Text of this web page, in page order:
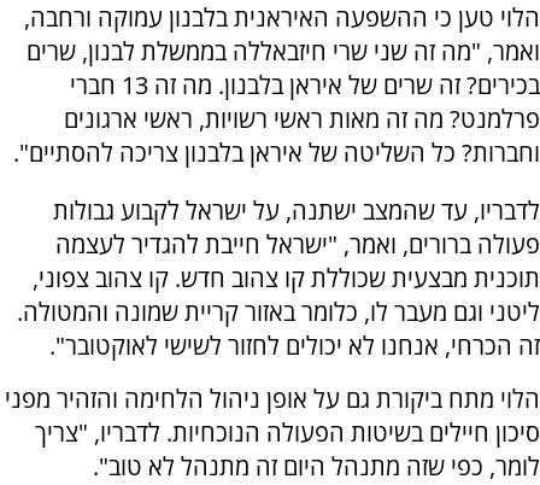
הלוי טען כי ההשפעה האיראנית בלבנון עמוקה ורחבה,
ואמר, "מה זה שני שרי חיזבאללה בממשלת לבנון, שרים
בכירים? זה שרים של איראן בלבנון. מה זה 13 חברי
פרלמנט? מה זה מאות ראשי רשויות, ראשי ארגונים
וחברות? כל השליטה של איראן בלבנון צריכה להסתיים".
לדבריו, עד שהמצב ישתנה, על ישראל לקבוע גבולות
פעולה ברורים, ואמר, "ישראל חייבת להגדיר לעצמה
תוכנית מבצעית שכוללת קו צהוב חדש. קו צהוב צפוני,
ליטני וגם מעבר לו, כלומר באזור קריית שמונה והמטולה.
זה הכרחי, אנחנו לא יכולים לחזור לשישי לאוקטובר".
הלוי מתח ביקורת גם על אופן ניהול הלחימה והזהיר מפני
סיכון חיילים בשיטות הפעולה הנוכחיות. לדבריו, "צריך
לומר, כפי שזה מתנהל היום זה מתנהל לא טוב".